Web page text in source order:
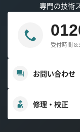
専門の技術
受付時間
お問い合わせ
修理・校正